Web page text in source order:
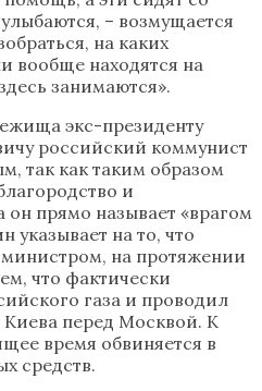
– возмущается
на каких
вообще находятся на
занимаются».
экс-президенту
российский коммунист
так как таким образом
и
он прямо называет «врагом
указывает на то, что
на протяжении
что фактически
газа и проводил
перед Москвой. К
время обвиняется в
средств.